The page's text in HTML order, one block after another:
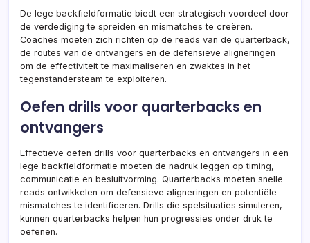
De lege backfieldformatie biedt een strategisch voordeel door
de verdediging te spreiden en mismatches te creëren.
Coaches moeten zich richten op de reads van de quarterback,
de routes van de ontvangers en de defensieve aligneringen
om de effectiviteit te maximaliseren en zwaktes in het
tegenstandersteam te exploiteren.
Oefen drills voor quarterbacks en
ontvangers
Effectieve oefen drills voor quarterbacks en ontvangers in een
lege backfieldformatie moeten de nadruk leggen op timing,
communicatie en besluitvorming. Quarterbacks moeten snelle
reads ontwikkelen om defensieve aligneringen en potentiële
mismatches te identificeren. Drills die spelsituaties simuleren,
kunnen quarterbacks helpen hun progressies onder druk te
oefenen.